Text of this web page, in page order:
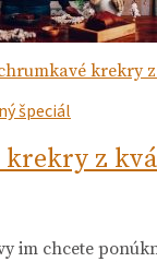
špeciál
z
im chcete